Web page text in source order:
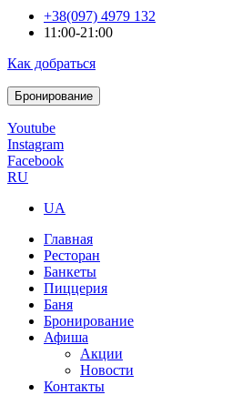
+38(097) 4979 132
11:00-21:00
Как добраться
Бронирование
Youtube
Instagram
Facebook
RU
UA
Главная
Ресторан
Банкеты
Пиццерия
Баня
Бронирование
Афиша
Акции
Новости
Контакты